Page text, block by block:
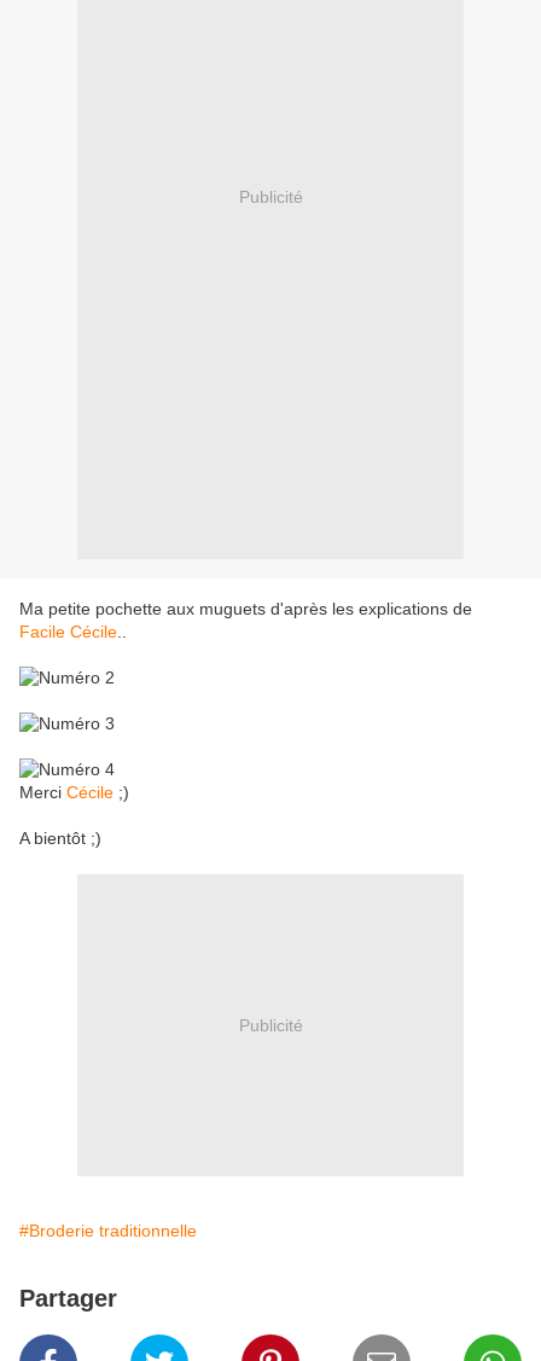
Publicité
Ma petite pochette aux muguets d'après les explications de
Facile Cécile
Merci Cécile ;)
A bientôt ;)
Publicité
#Broderie traditionnelle
Partager